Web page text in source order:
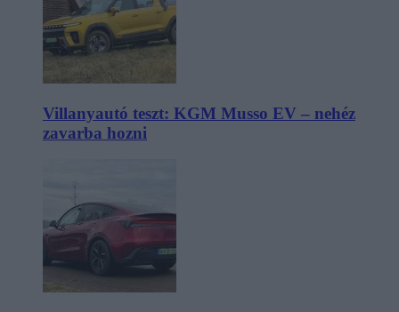
Villanyautó teszt: KGM Musso EV – nehéz
zavarba hozni